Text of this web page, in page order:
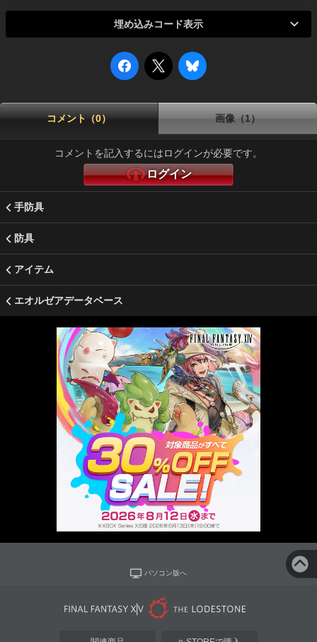
埋め込みコード表示
コメント（0） 画像（1）
コメントを記入するにはログインが必要です。
ログイン
手防具
防具
アイテム
エオルゼアデータベース
パソコン版へ